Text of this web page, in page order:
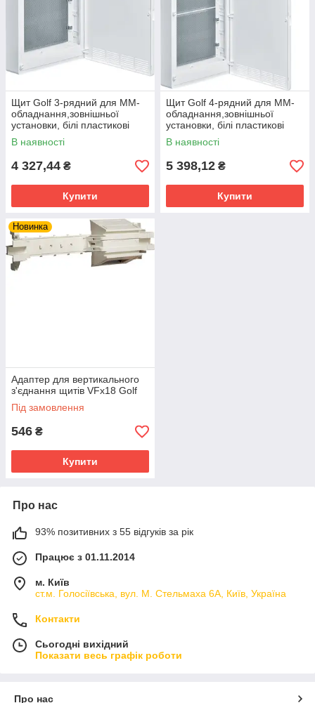
Щит Golf 3-рядний для ММ-
обладнання,зовнішньої
установки, білі пластикові
перфоровані двері
В наявності
4 327,44 ₴
Купити
Щит Golf 4-рядний для ММ-
обладнання,зовнішньої
установки, білі пластикові
перфоровані двері
В наявності
5 398,12 ₴
Купити
Новинка
Адаптер для вертикального
з'єднання щитів VFx18 Golf
Під замовлення
546 ₴
Купити
Про нас
93% позитивних з 55 відгуків за рік
Працює з 01.11.2014
м. Київ
ст.м. Голосіївська, вул. М. Стельмаха 6А, Київ, Україна
Контакти
Сьогодні вихідний
Показати весь графік роботи
Про нас